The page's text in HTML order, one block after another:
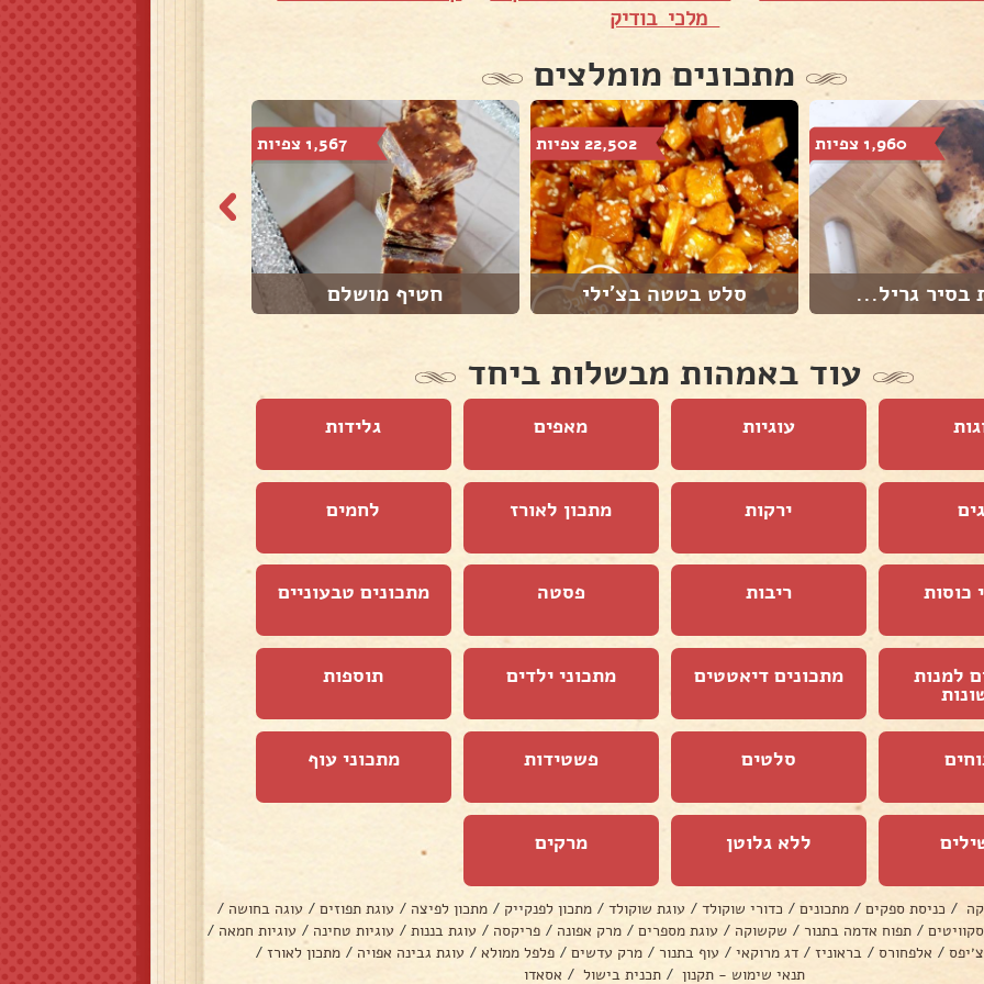
מלכי בודיק
מתכונים מומלצים
1,960 צפיות
בסיר גריל...
22,502 צפיות
סלט בטטה בצ'ילי
1,567 צפיות
חטיף מושלם
עוד באמהות מבשלות ביחד
עוגיות מאפים גלידות
ירקות מתכון לאורז לחמים
כוסות ריבות פסטה מתכונים טבעוניים
למנות מתכונים דיאטטים מתכוני ילדים תוספות
סלטים פשטידות מתכוני עוף
ללא גלוטן מרקים
/ כניסת ספקים / מתכונים / כדורי שוקולד / עוגת שוקולד / מתכון לפנקייק / מתכון לפיצה / עוגת תפוזים / עוגה בחושה /
/ תפוח אדמה בתנור / שקשוקה / עוגת מספרים / מרק אפונה / פריקסה / עוגת בננות / עוגיות טחינה / עוגיות חמאה /
/ אלפחורס / בראוניז / דג מרוקאי / עוף בתנור / מרק עדשים / פלפל ממולא / עוגת גבינה אפויה / מתכון לאורז /
תנאי שימוש - תקנון / תכנית בישול / אסאדו